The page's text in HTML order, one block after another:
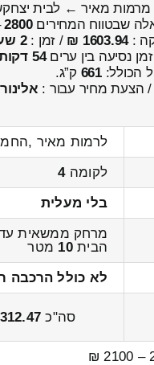
שבטווח המחירים2800
:
1603.94 ₪ / זמן :2 שעות 42 דקות
נסיעה בין ערים54 דקות
הכולל:661 ק”ג.
/ הצעת מחיר עבור : אלינור
לרמות מאיר
לקומה4
בלי מעלית
מרחק ממשאית
הבית10 מטר
לא כולל הרכבה
סה"כ